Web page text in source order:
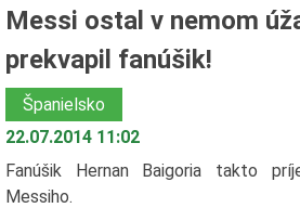
Messi ostal v nemom
prekvapil fanúšik!
Španielsko
22.07.2014 11:02
Fanúšik Hernan Baigoria takto
Messiho.